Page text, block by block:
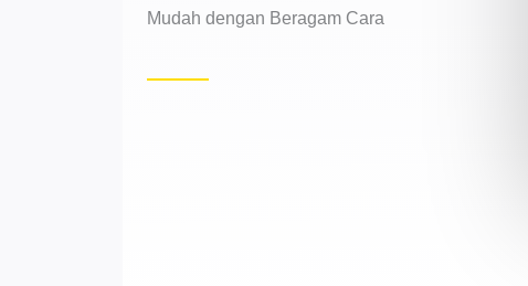
Mudah dengan Beragam Cara